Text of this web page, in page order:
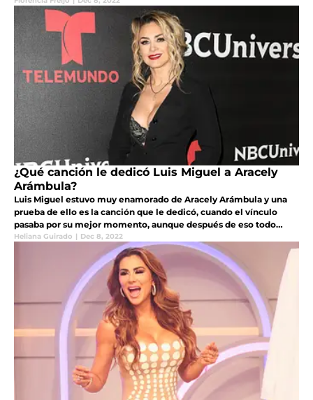
¿Qué canción le dedicó Luis Miguel a Aracely
Arámbula?
Luis Miguel estuvo muy enamorado de Aracely Arámbula y una
prueba de ello es la canción que le dedicó, cuando el vínculo
pasaba por su mejor momento, aunque después de eso todo
terminó en una separación
Heliana Guirado | Dec 8, 2022